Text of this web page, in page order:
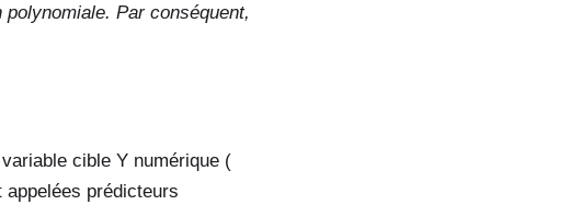
Par conséquent,
cible Y numérique (
appelées prédicteurs